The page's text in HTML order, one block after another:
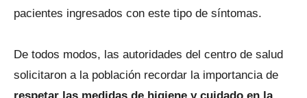
pacientes ingresados con este tipo de síntomas.
De todos modos, las autoridades del centro de salud
solicitaron a la población recordar la importancia de